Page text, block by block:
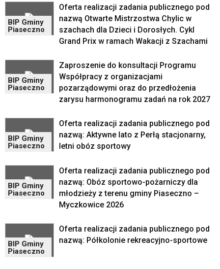
jest
w
standardowy
się
znajdować
elementy
portalu
mapy
Google
w
ramek.
Elementy
BIP Gminy
Piaseczno
Oferta realizacji zadania publicznego pod
nazwą Otwarte Mistrzostwa Chylic w
szachach dla Dzieci i Dorosłych. Cykl
Grand Prix w ramach Wakacji z Szachami
BIP Gminy
Piaseczno
Zaproszenie do konsultacji Programu
Współpracy z organizacjami
pozarządowymi oraz do przedłożenia
zarysu harmonogramu zadań na rok 2027
BIP Gminy
Piaseczno
Oferta realizacji zadania publicznego pod
nazwą: Aktywne lato z Perłą stacjonarny,
letni obóz sportowy
BIP Gminy
Piaseczno
Oferta realizacji zadania publicznego pod
nazwą: Obóz sportowo-pożarniczy dla
młodzieży z terenu gminy Piaseczno –
Myczkowice 2026
BIP Gminy
Piaseczno
Oferta realizacji zadania publicznego pod
nazwą: Półkolonie rekreacyjno-sportowe